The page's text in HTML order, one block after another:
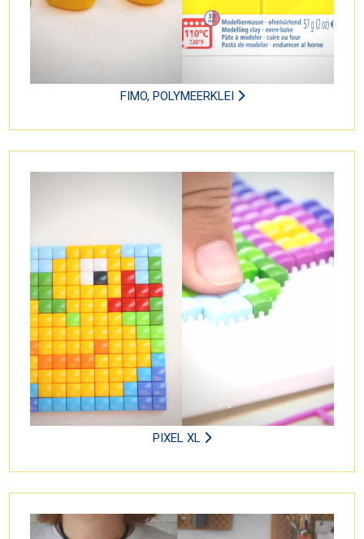
FIMO, POLYMEERKLEI
PIXEL XL